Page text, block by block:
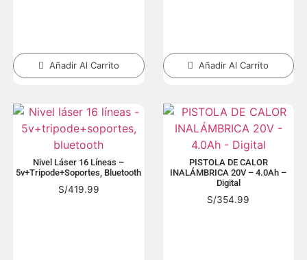
Añadir Al Carrito Añadir Al Carrito
Nivel Láser 16 Líneas –
5v+tripode+soportes, Bluetooth
S/419.99
PISTOLA DE CALOR
INALÁMBRICA 20V – 4.0Ah –
Digital
S/354.99